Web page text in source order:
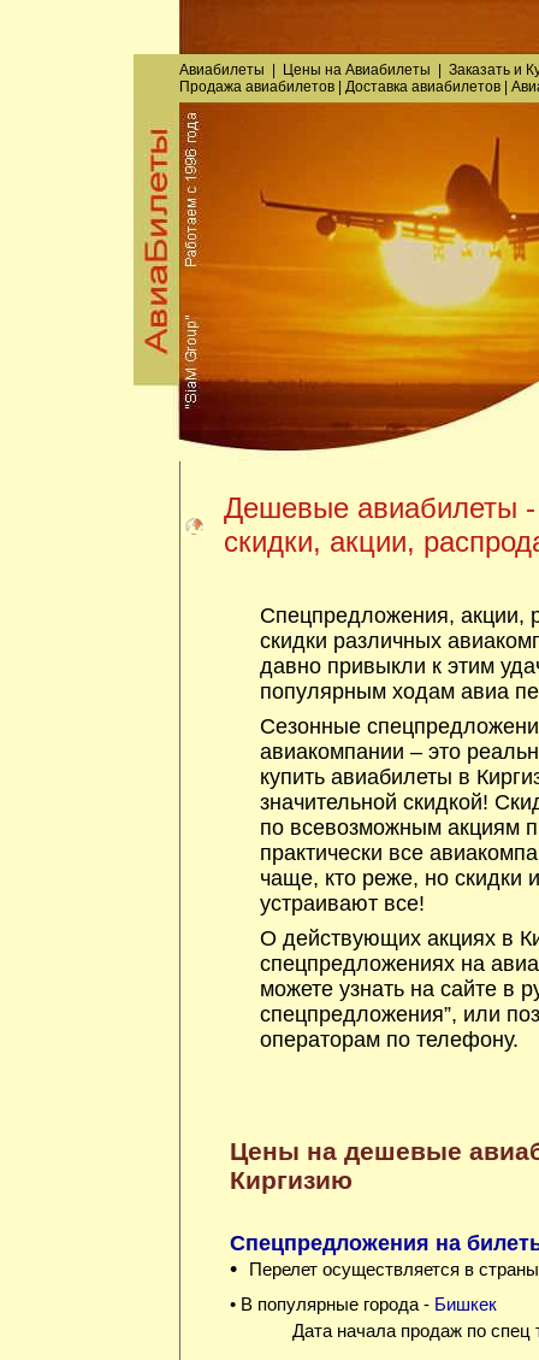
Авиабилеты Цены на Авиабилеты Заказатьи
Продажа авиабилетов| Доставка авиабилетов|
Дешевые авиабилеты -
скидки, акции,
Спецпредложения, акции,
скидки различных
давно привыкли к этим
популярным ходам авиа
Сезонные
авиакомпании – это
купить авиабилеты в
значительной скидкой!
по всевозможным акциям
практически все
чаще, кто реже, но скидки
устраивают все!
О действующих акциях в
спецпредложениях на
можете узнать на сайте в
спецпредложения”, или
операторам по телефону.
Цены на дешевые
Киргизию
Спецпредложения на
•
Перелет осуществляется в
• В популярные города - Бишкек
Дата начала продаж по